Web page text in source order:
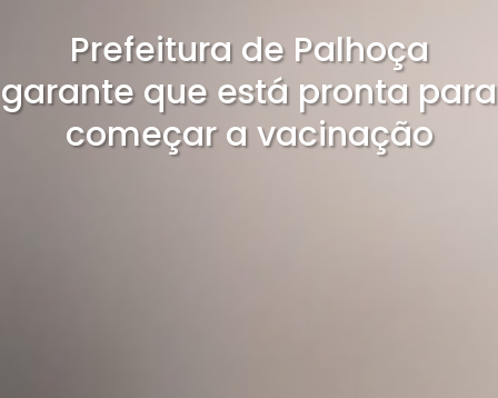
Prefeitura de Palhoça
garante que está pronta para
começar a vacinação